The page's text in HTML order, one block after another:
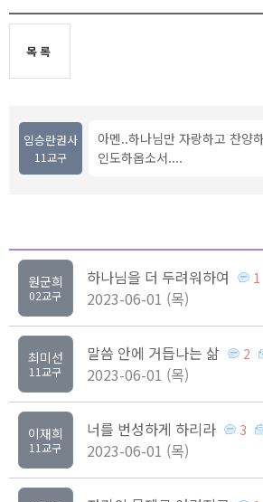
목록
임승란권사
11교구
아멘..하나님만 자랑하고 찬양
인도하옵소서....
원군희
02교구
하나님을 더 두려워하여 1
2023-06-01 (목)
최미선
11교구
말씀 안에 거듭나는 삶 2
2023-06-01 (목)
이재희
11교구
너를 번성하게 하리라 3
2023-06-01 (목)